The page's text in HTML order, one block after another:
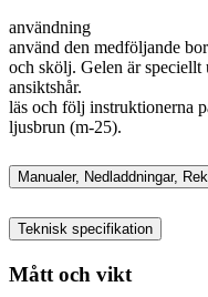
användning
använd den medföljande
och skölj. Gelen är
ansiktshår.
läs och följ instruktionerna
ljusbrun (m-25).
Manualer, Nedladdningar,
Teknisk specifikation
Mått och vikt